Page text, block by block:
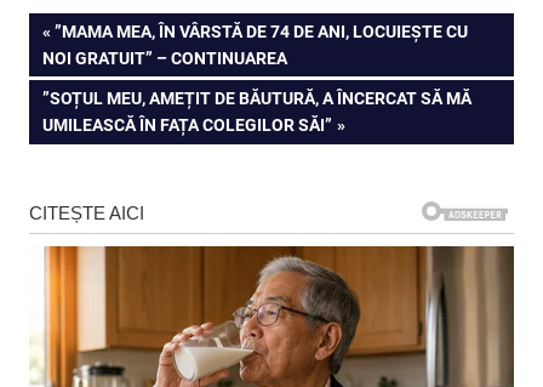
Navigare
în
articole
PREVIOUS
POST:
”MAMA MEA, ÎN VÂRSTĂ DE 74 DE ANI, LOCUIEȘTE CU
NOI GRATUIT” – CONTINUAREA
NEXT
POST:
”SOȚUL MEU, AMEȚIT DE BĂUTURĂ, A ÎNCERCAT SĂ MĂ
UMILEASCĂ ÎN FAȚA COLEGILOR SĂI”